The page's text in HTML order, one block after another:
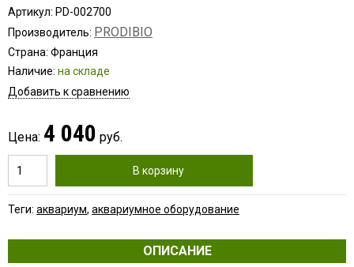
Артикул: PD-002700
Производитель: PRODIBIO
Страна: Франция
Наличие: на складе
Добавить к сравнению
Цена: 4 040 руб.
В корзину
Теги: аквариум, аквариумное оборудование
ОПИСАНИЕ